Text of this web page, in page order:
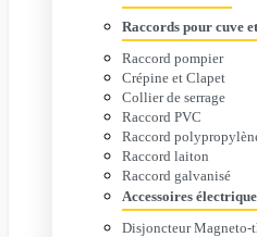
Raccords pour cuve
Raccord pompier
Crépine et Clapet
Collier de serrage
Raccord PVC
Raccord
Raccord laiton
Raccord galvanisé
Accessoires
Disjoncteur Magneto-